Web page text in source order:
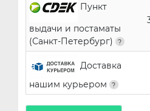
Пункт
выдачи и постаматы
(Санкт-Петербург)
Доставка
нашим курьером